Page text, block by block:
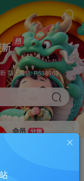
站长微信: R538963
会员 分佣